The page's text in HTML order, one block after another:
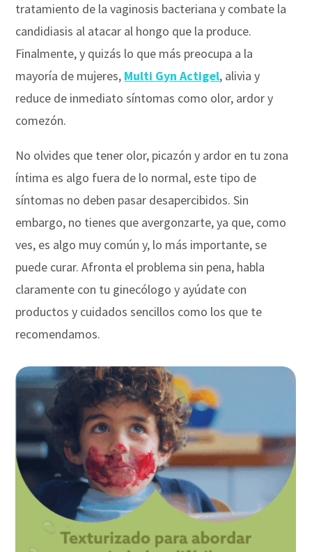
tratamiento de la vaginosis bacteriana y combate la
candidiasis al atacar al hongo que la produce.
Finalmente, y quizás lo que más preocupa a la
mayoría de mujeres, Multi Gyn Actigel, alivia y
reduce de inmediato síntomas como olor, ardor y
comezón.
No olvides que tener olor, picazón y ardor en tu zona
íntima es algo fuera de lo normal, este tipo de
síntomas no deben pasar desapercibidos. Sin
embargo, no tienes que avergonzarte, ya que, como
ves, es algo muy común y, lo más importante, se
puede curar. Afronta el problema sin pena, habla
claramente con tu ginecólogo y ayúdate con
productos y cuidados sencillos como los que te
recomendamos.